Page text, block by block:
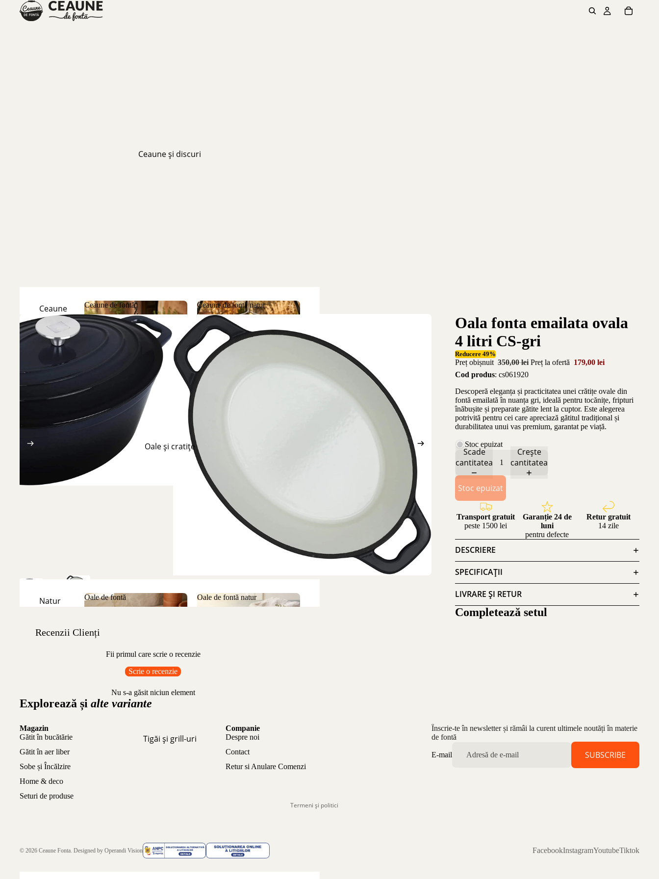
Ceaune și discuri
Ceaune
Natur
Ceaune
Emailate
Discuri
de fontă
Ceaune de fontă
Ceaune de fontă
Ceaune de fontă natur
Ceaune de fontă natur
Oale și cratițe
Natur
Oale de fontă
Oale de fontă natur
Tigăi și grill-uri
Oala fonta emailata ovala
4 litri CS-gri
Reducere 49%
Preț obișnuit 350,00 lei Preț la ofertă 179,00 lei
Cod produs: cs061920
Descoperă eleganța și practicitatea unei crătițe ovale din
fontă emailată în nuanța gri, ideală pentru tocănițe, fripturi
înăbușite și preparate gătite lent la cuptor. Este alegerea
potrivită pentru cei care apreciază gătitul tradițional și
durabilitatea unui vas premium, garantat pe viață.
Stoc epuizat
Scade
cantitatea
Crește
cantitatea
Stoc epuizat
Transport gratuit
peste 1500 lei
Garanție 24 de
luni
pentru defecte
Retur gratuit
14 zile
DESCRIERE
SPECIFICAȚII
LIVRARE ȘI RETUR
Completează setul
Recenzii Clienți
Fii primul care scrie o recenzie
Scrie o recenzie
Nu s-a găsit niciun element
Explorează și alte variante
Magazin
Gătit în bucătărie
Gătit în aer liber
Sobe și Încălzire
Home & deco
Seturi de produse
Companie
Despre noi
Contact
Retur si Anulare Comenzi
Înscrie-te în newsletter și rămâi la curent ultimele noutăți în materie
de fontă
E-mail SUBSCRIBE
© 2026 Ceaune Fonta. Designed by Operandi Vision
Termeni și politici
FacebookInstagramYoutubeTiktok